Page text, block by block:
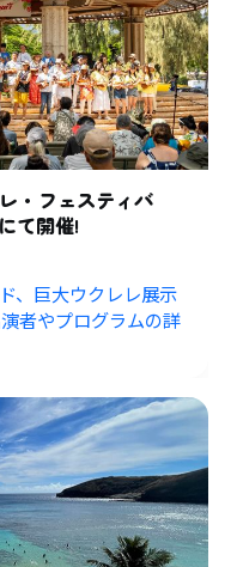
・フェスティバ
て開催!
、巨大ウクレレ展示
者やプログラムの詳